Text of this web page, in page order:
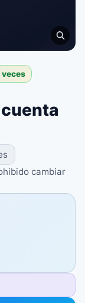
veces
cambiar